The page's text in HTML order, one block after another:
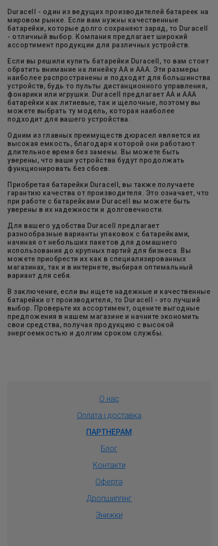
Duracell - один из ведущих производителей батареек на
мировом рынке. Если вам нужны качественные
батарейки, которые долго сохраняют заряд, то Duracell
- отличный выбор. Компания предлагает широкий
ассортимент продукции для различных устройств.
Если вы решили купить батарейки Duracell, то вам стоит
обратить внимание на линейку АА и ААА. Эти размеры
наиболее распространены и подходят для большинства
устройств, будь то пульты дистанционного управления,
фонарики или игрушки. Duracell предлагает АА и ААА
батарейки как литиевые, так и щелочные, поэтому вы
можете выбрать ту модель, которая наиболее
подходит для вашего устройства.
Одним из главных преимуществ дюрасел является их
высокая емкость, благодаря которой они работают
длительное время без замены. Вы можете быть
уверены, что ваши устройства будут продолжать
функционировать без сбоев.
Приобретая батарейки Duracell, вы также получаете
гарантию качества от производителя. Это означает, что
при работе с батарейками Duracell вы можете быть
уверены в их надежности и долговечности.
Для вашего удобства Duracell предлагает
разнообразные варианты упаковок с батарейками,
начиная от небольших пакетов для домашнего
использования до крупных партий для бизнеса. Вы
можете приобрести их как в специализированных
магазинах, так и в интернете, выбирая оптимальный
вариант для себя.
В заключение, если вы ищете надежные и качественные
батарейки от производителя, то Duracell - это лучший
выбор. Проверьте их ассортимент, оцените выгодные
предложения в нашем магазине и начните экономить
свои средства, получая продукцию с высокой
энергоемкостью и долгим сроком службы.
О нас
Оплата і доставка
ПАРТНЕРАМ
Блог
Контакти
Оферта
Дропшиппiнг
Знижки